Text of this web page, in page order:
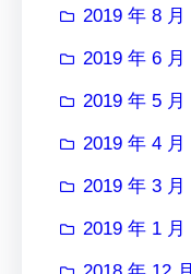
2019 年 8 月
2019 年 6 月
2019 年 5 月
2019 年 4 月
2019 年 3 月
2019 年 1 月